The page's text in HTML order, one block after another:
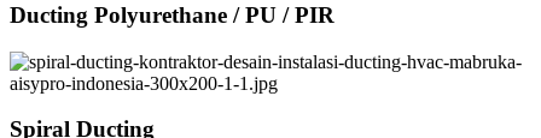
Ducting Polyurethane / PU / PIR
Spiral Ducting